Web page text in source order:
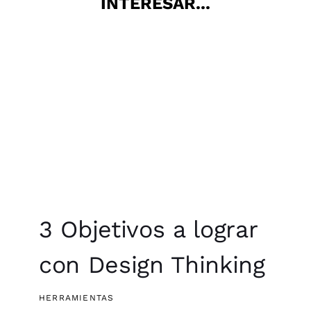
3 Objetivos a lograr
con Design Thinking
HERRAMIENTAS